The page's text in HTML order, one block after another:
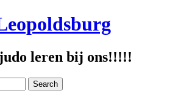
leren bij ons!!!!!